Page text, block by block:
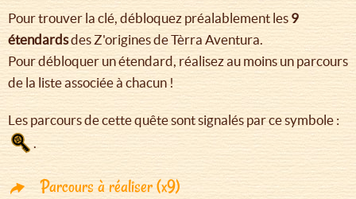
Pour trouver la clé, débloquez préalablement les 9
étendardsdes Z'origines de Tèrra Aventura.
Pour débloquer un étendard, réalisez au moins un parcours
de la liste associée à chacun !
Les parcours de cette quête sont signalés par ce symbole :
.
Parcours à réaliser (x9)